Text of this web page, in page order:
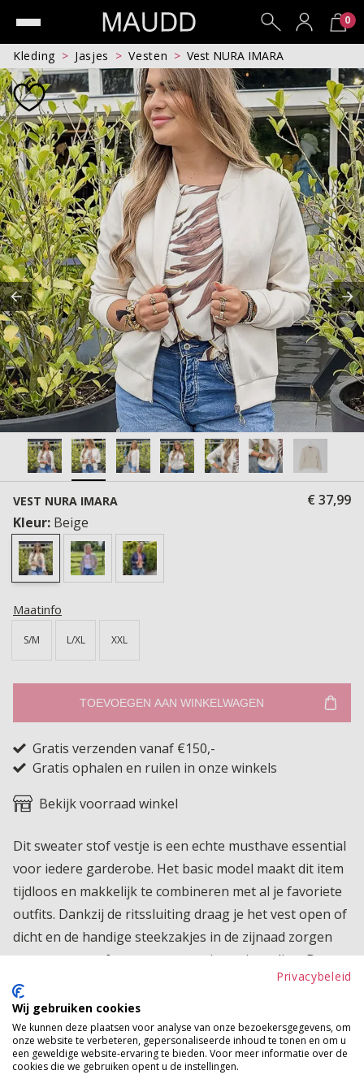
0
Kleding Jasjes Vesten Vest NURA IMARA
VEST NURA IMARA
€ 37,99
Kleur: Beige
Maatinfo
S/M L/XL XXL
TOEVOEGEN AAN WINKELWAGEN
Gratis verzenden vanaf €150,-
Gratis ophalen en ruilen in onze winkels
Bekijk voorraad winkel
Dit sweater stof vestje is een echte musthave essential
voor iedere garderobe. Het basic model maakt dit item
tijdloos en makkelijk te combineren met al je favoriete
outfits. Dankzij de ritssluiting draag je het vest open of
dicht en de handige steekzakjes in de zijnaad zorgen
voor extra comfort en een sportieve uitstraling. De
zachte stof draagt heerlijk en maakt dit vest perfect
voor iedere dag.
Product kenmerken
Betaalinformatie
Privacybeleid
Wij gebruiken cookies
We kunnen deze plaatsen voor analyse van onze bezoekersgegevens, om
onze website te verbeteren, gepersonaliseerde inhoud te tonen en om u
een geweldige website-ervaring te bieden. Voor meer informatie over de
cookies die we gebruiken opent u de instellingen.